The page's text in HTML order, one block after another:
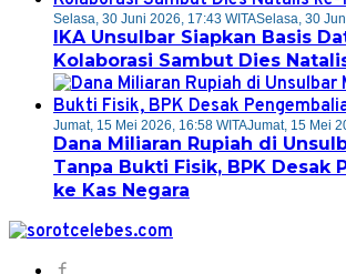
Selasa, 30 Juni 2026, 17:43 WITASelasa, 30
IKA Unsulbar Siapkan Basis
Kolaborasi Sambut Dies
Jumat, 15 Mei 2026, 16:58 WITAJumat, 15 Mei
Dana Miliaran Rupiah di
Tanpa Bukti Fisik, BPK Desak
ke Kas Negara